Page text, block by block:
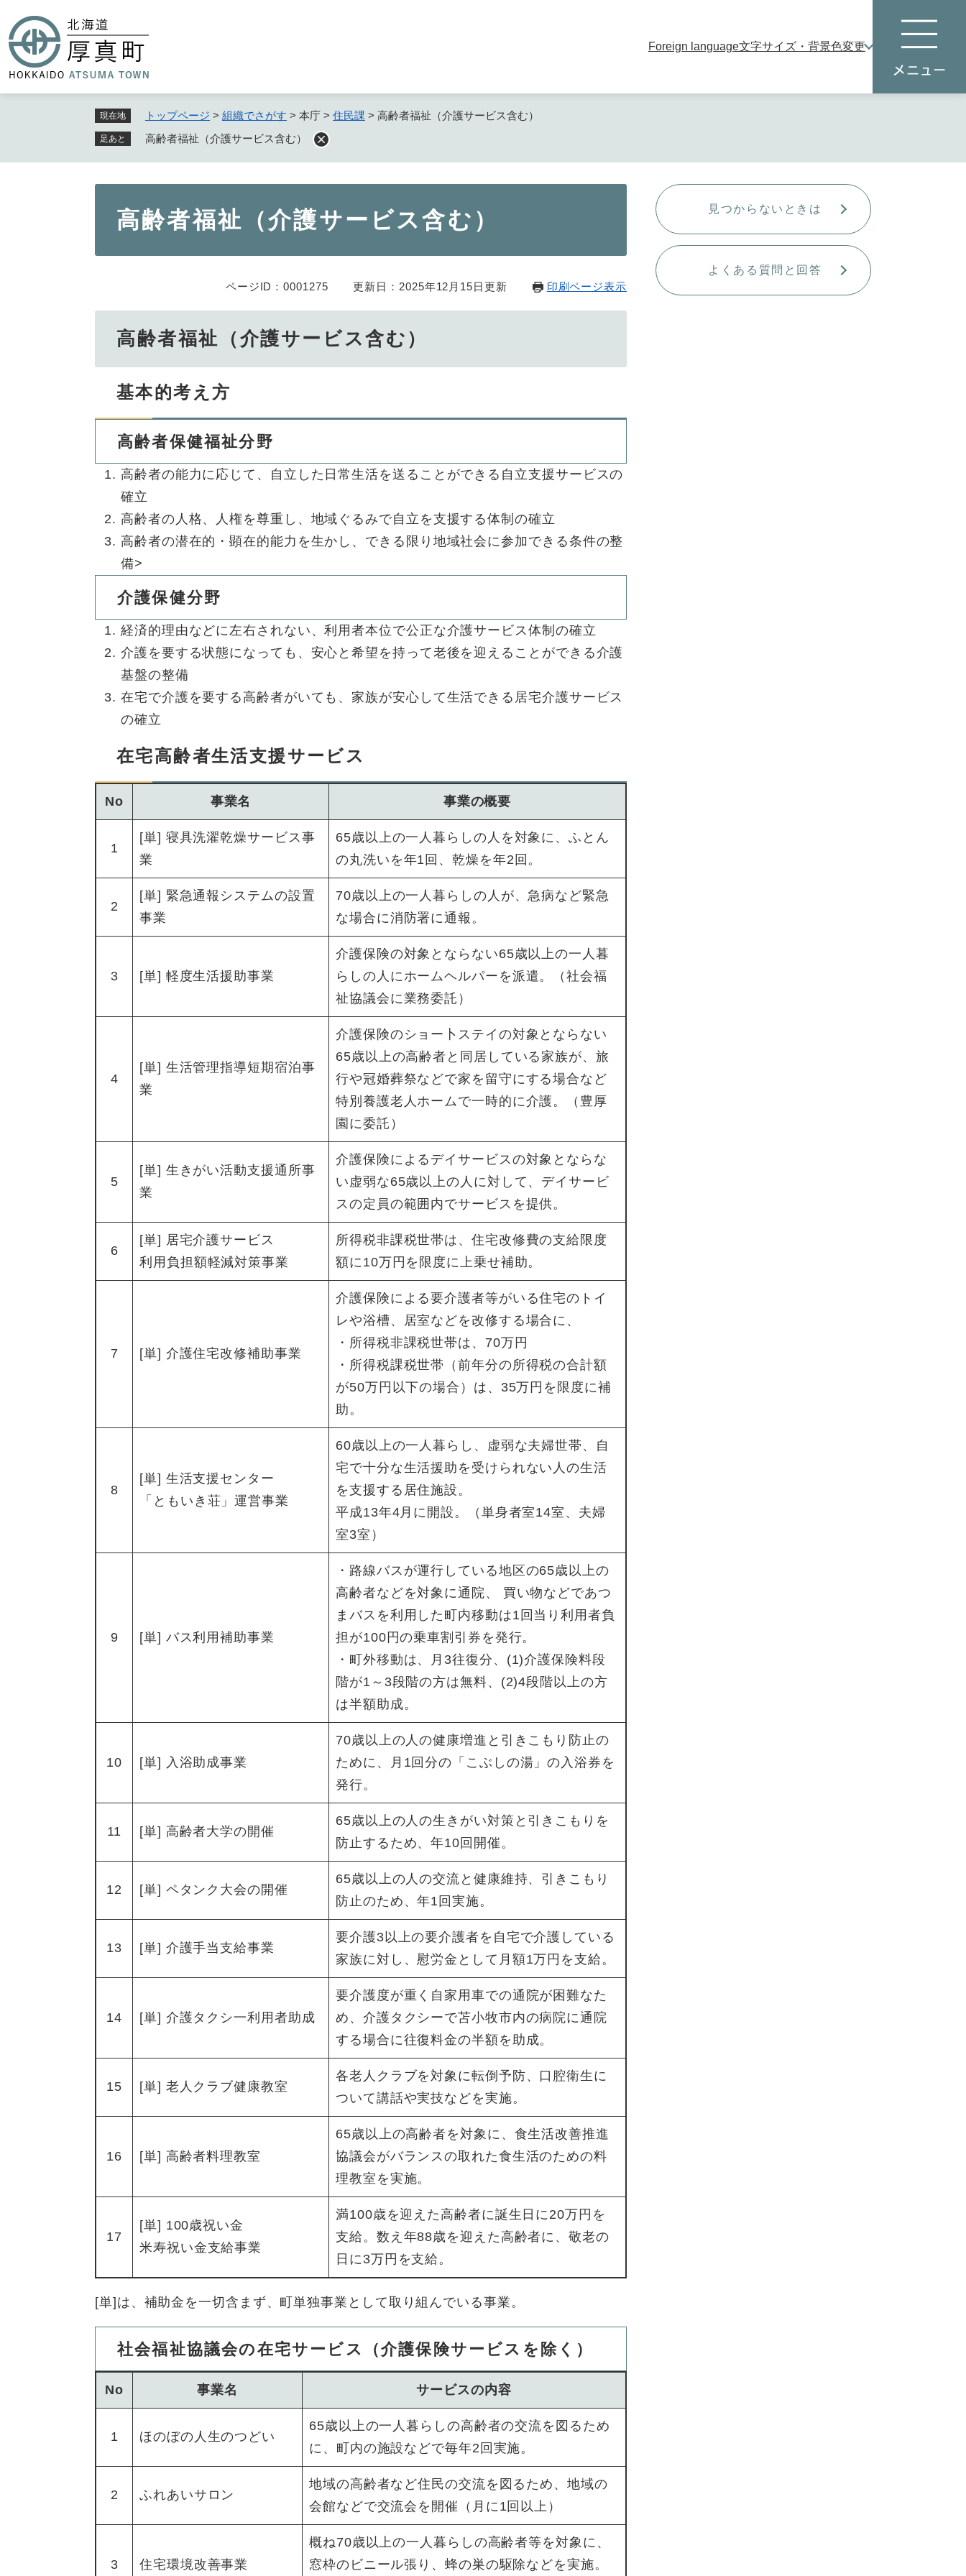
ジ
先
頭
本
Foreign language文字サイズ・背景色変更
現在地 トップページ > 組織でさがす > 本庁 > 住民課 > 高齢者福祉（介護サービス含む）
足あと 高齢者福祉（介護サービス含む）
高齢者福祉（介護サービス含む）
ページID：0001275 更新日：2025年12月15日更新 印刷ページ表示
高齢者福祉（介護サービス含む）
基本的考え方
高齢者保健福祉分野
高齢者の能力に応じて、自立した日常生活を送ることができる自立支援サービスの
確立
高齢者の人格、人権を尊重し、地域ぐるみで自立を支援する体制の確立
高齢者の潜在的・顕在的能力を生かし、できる限り地域社会に参加できる条件の整
備>
介護保健分野
経済的理由などに左右されない、利用者本位で公正な介護サービス体制の確立
介護を要する状態になっても、安心と希望を持って老後を迎えることができる介護
基盤の整備
在宅で介護を要する高齢者がいても、家族が安心して生活できる居宅介護サービス
の確立
在宅高齢者生活支援サービス
No 事業名 事業の概要
1
[単] 寝具洗濯乾燥サービス事
業
65歳以上の一人暮らしの人を対象に、ふとん
の丸洗いを年1回、乾燥を年2回。
2
[単] 緊急通報システムの設置
事業
70歳以上の一人暮らしの人が、急病など緊急
な場合に消防署に通報。
3 [単] 軽度生活援助事業
介護保険の対象とならない65歳以上の一人暮
らしの人にホームヘルパーを派遣。（社会福
祉協議会に業務委託）
4
[単] 生活管理指導短期宿泊事
業
介護保険のショー卜ステイの対象とならない
65歳以上の高齢者と同居している家族が、旅
行や冠婚葬祭などで家を留守にする場合など
特別養護老人ホームで一時的に介護。（豊厚
園に委託）
5
[単] 生きがい活動支援通所事
業
介護保険によるデイサービスの対象とならな
い虚弱な65歳以上の人に対して、デイサービ
スの定員の範囲内でサービスを提供。
6
[単] 居宅介護サービス
利用負担額軽減対策事業
所得税非課税世帯は、住宅改修費の支給限度
額に10万円を限度に上乗せ補助。
7 [単] 介護住宅改修補助事業
介護保険による要介護者等がいる住宅のトイ
レや浴槽、居室などを改修する場合に、
・所得税非課税世帯は、70万円
・所得税課税世帯（前年分の所得税の合計額
が50万円以下の場合）は、35万円を限度に補
助。
8
[単] 生活支援センター
「ともいき荘」運営事業
60歳以上の一人暮らし、虚弱な夫婦世帯、自
宅で十分な生活援助を受けられない人の生活
を支援する居住施設。
平成13年4月に開設。（単身者室14室、夫婦
室3室）
9 [単] バス利用補助事業
・路線バスが運行している地区の65歳以上の
高齢者などを対象に通院、 買い物などであつ
まバスを利用した町内移動は1回当り利用者負
担が100円の乗車割引券を発行。
・町外移動は、月3往復分、(1)介護保険料段
階が1～3段階の方は無料、(2)4段階以上の方
は半額助成。
10 [単] 入浴助成事業
70歳以上の人の健康増進と引きこもり防止の
ために、月1回分の「こぶしの湯」の入浴券を
発行。
11 [単] 高齢者大学の開催
65歳以上の人の生きがい対策と引きこもりを
防止するため、年10回開催。
12 [単] ペタンク大会の開催
65歳以上の人の交流と健康維持、引きこもり
防止のため、年1回実施。
13 [単] 介護手当支給事業
要介護3以上の要介護者を自宅で介護している
家族に対し、慰労金として月額1万円を支給。
14 [単] 介護タクシ一利用者助成
要介護度が重く自家用車での通院が困難なた
め、介護タクシーで苫小牧市内の病院に通院
する場合に往復料金の半額を助成。
15 [単] 老人クラブ健康教室
各老人クラブを対象に転倒予防、口腔衛生に
ついて講話や実技などを実施。
16 [単] 高齢者料理教室
65歳以上の高齢者を対象に、食生活改善推進
協議会がバランスの取れた食生活のための料
理教室を実施。
17
[単] 100歳祝い金
米寿祝い金支給事業
満100歳を迎えた高齢者に誕生日に20万円を
支給。数え年88歳を迎えた高齢者に、敬老の
日に3万円を支給。
[単]は、補助金を一切含まず、町単独事業として取り組んでいる事業。
社会福祉協議会の在宅サービス（介護保険サービスを除く）
No 事業名 サービスの内容
1 ほのぼの人生のつどい
65歳以上の一人暮らしの高齢者の交流を図るため
に、町内の施設などで毎年2回実施。
2 ふれあいサロン
地域の高齢者など住民の交流を図るため、地域の
会館などで交流会を開催（月に1回以上）
3 住宅環境改善事業
概ね70歳以上の一人暮らしの高齢者等を対象に、
窓枠のビニール張り、蜂の巣の駆除などを実施。
見つからないときは
よくある質問と回答